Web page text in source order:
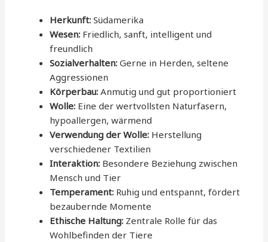
Herkunft: Südamerika
Wesen: Friedlich, sanft, intelligent und
freundlich
Sozialverhalten: Gerne in Herden, seltene
Aggressionen
Körperbau: Anmutig und gut proportioniert
Wolle: Eine der wertvollsten Naturfasern,
hypoallergen, wärmend
Verwendung der Wolle: Herstellung
verschiedener Textilien
Interaktion: Besondere Beziehung zwischen
Mensch und Tier
Temperament: Ruhig und entspannt, fördert
bezaubernde Momente
Ethische Haltung: Zentrale Rolle für das
Wohlbefinden der Tiere